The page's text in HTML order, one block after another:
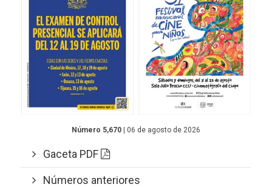
Número 5,670 | 06 de agosto de 2026
Gaceta PDF
Números anteriores